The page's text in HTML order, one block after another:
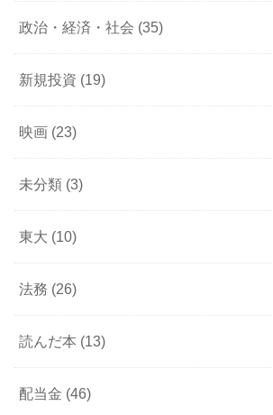
政治・経済・社会 (35)
新規投資 (19)
映画 (23)
未分類 (3)
東大 (10)
法務 (26)
読んだ本 (13)
配当金 (46)